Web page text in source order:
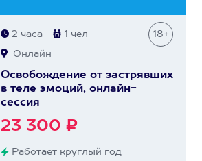
2 часа 1 чел 18+
Онлайн
Освобождение от застрявших
в теле эмоций, онлайн-
сессия
23 300 ₽
Работает круглый год